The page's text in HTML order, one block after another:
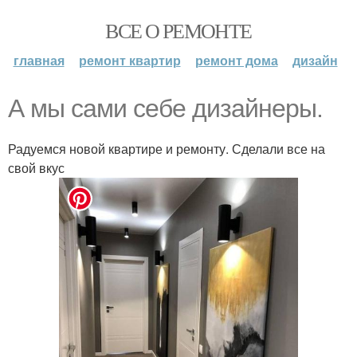
ВСЕ О РЕМОНТЕ
главная ремонт квартир ремонт дома дизайн
А мы сами себе дизайнеры.
Радуемся новой квартире и ремонту. Сделали все на
свой вкус